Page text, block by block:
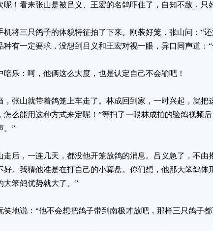
呢！看来张山是被吕义、王宏的名鸽吓住了，自知不敌，只
机将三只鸽子的体貌特征拍了下来。刚装好笼，张山问：“
种有一定要求，没想到吕义和王宏对视一眼，异口同声道：
暗乐：呵，他俩这么大度，也是认定自己不会输吧！
，张山就带着鸽笼上车走了。林成回到家，一时兴起，就
怎么能用这种方式来定呢！”等扫了一眼林成拍的验鸽视频
。”
走后，一连几天，都没他开笼放鸽的消息。吕义急了，不
好。我猜他准是在打自己的小算盘。你们想，他那大笨鸽
大笨鸽优势就大了。”
笑地说：“他不会想把鸽子带到南极才放吧，那样三只鸽子